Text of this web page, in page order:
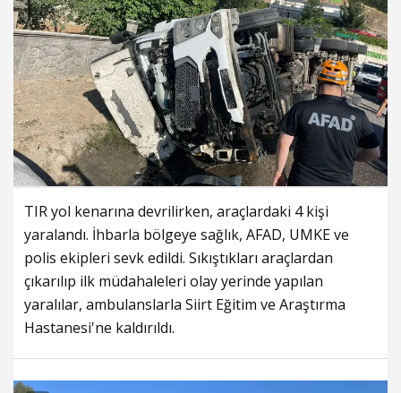
TIR yol kenarına devrilirken, araçlardaki 4 kişi
yaralandı. İhbarla bölgeye sağlık, AFAD, UMKE ve
polis ekipleri sevk edildi. Sıkıştıkları araçlardan
çıkarılıp ilk müdahaleleri olay yerinde yapılan
yaralılar, ambulanslarla Siirt Eğitim ve Araştırma
Hastanesi'ne kaldırıldı.